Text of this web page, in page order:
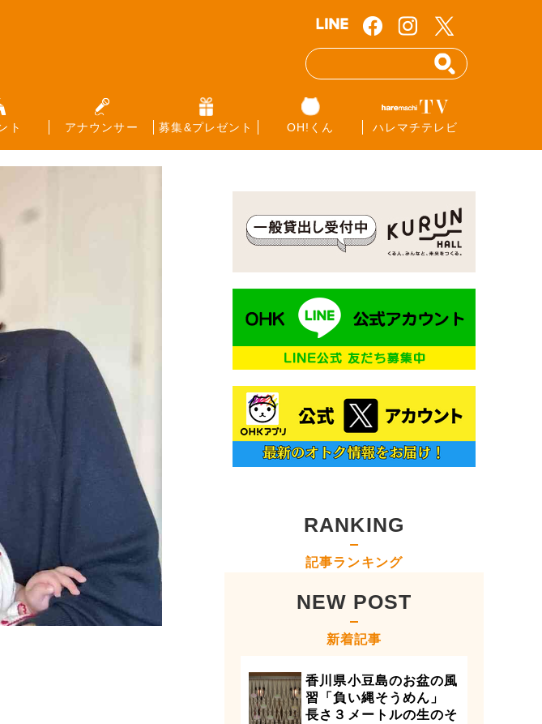
ト アナウンサー 募集&プレゼント OH!くん ハレマチテレビ
RANKING
記事ランキング
NEW POST
新着記事
香川県小豆島のお盆の風
習「負い縄そうめん」
長さ３メートルの生のそ